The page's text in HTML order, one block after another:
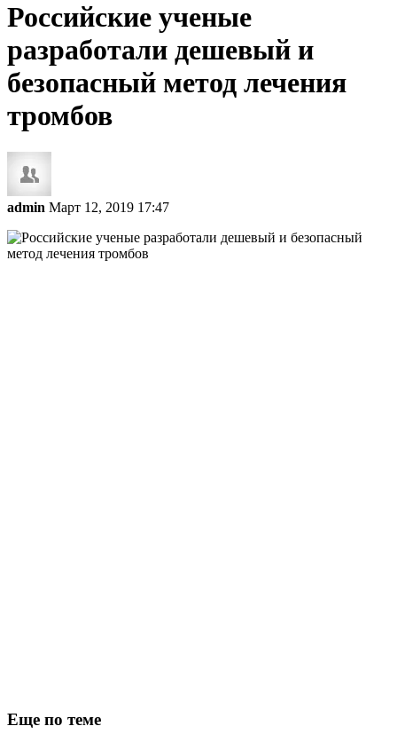
Российские ученые
разработали дешевый и
безопасный метод лечения
тромбов
admin Март 12, 2019 17:47
Еще по теме